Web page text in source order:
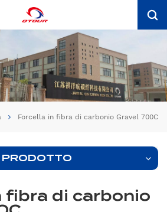
Forcella in fibra di carbonio Gravel 700C
PRODOTTO
fibra di carbonio